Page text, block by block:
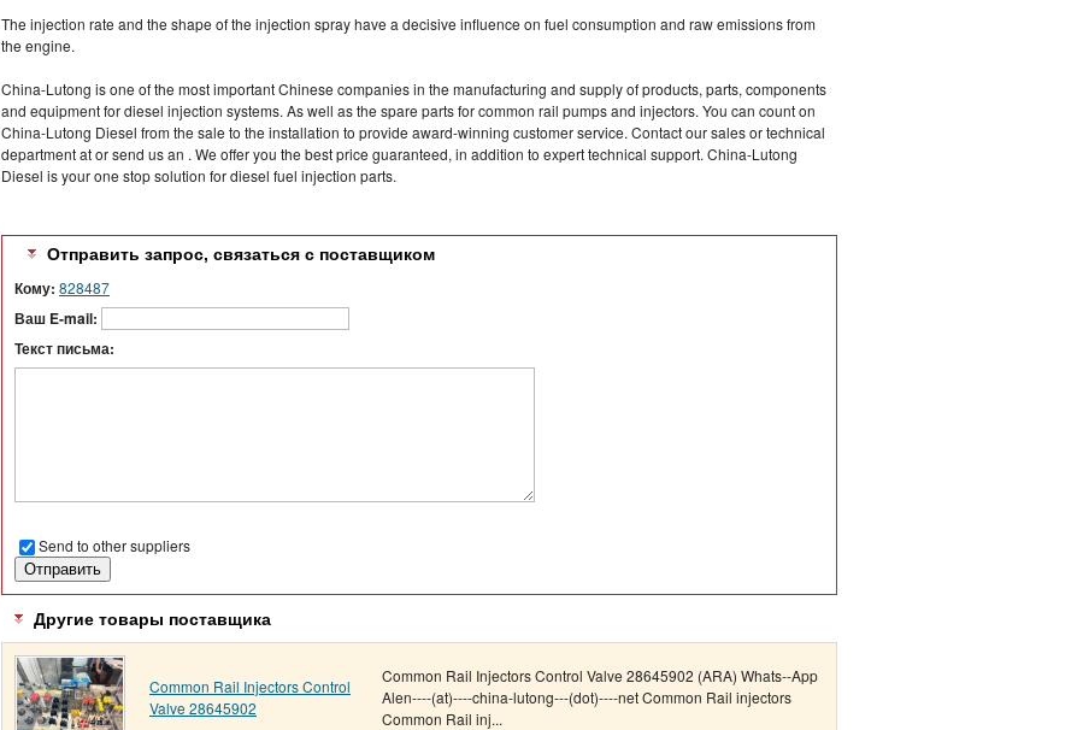
The injection rate and the shape of the injection spray have a decisive influence on fuel consumption and raw emissions from
the engine.
China-Lutong is one of the most important Chinese companies in the manufacturing and supply of products, parts, components
and equipment for diesel injection systems. As well as the spare parts for common rail pumps and injectors. You can count on
China-Lutong Diesel from the sale to the installation to provide award-winning customer service. Contact our sales or technical
department at or send us an . We offer you the best price guaranteed, in addition to expert technical support. China-Lutong
Diesel is your one stop solution for diesel fuel injection parts.
Отправить запрос, связаться с поставщиком
Кому: 828487
Ваш E-mail:
Текст письма:
Send to other suppliers
Другие товары поставщика
Common Rail Injectors Control
Valve 28645902
Common Rail Injectors Control Valve 28645902 (ARA) Whats--App
Alen----(at)----china-lutong---(dot)----net Common Rail injectors
Common Rail inj...